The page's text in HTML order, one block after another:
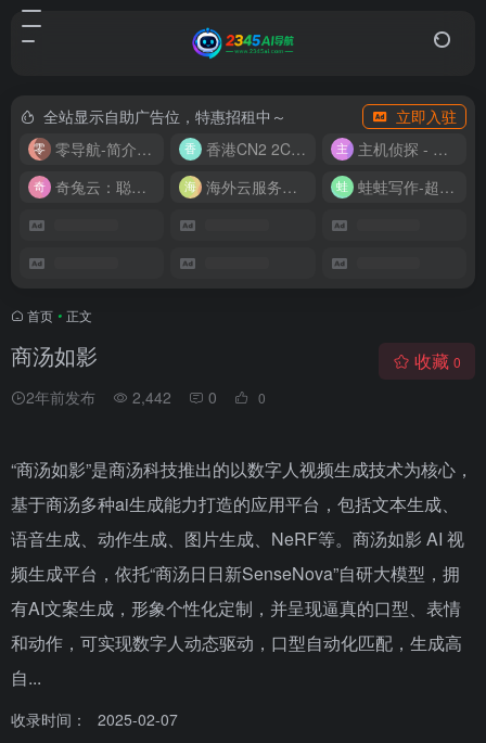
全站显示自助广告位，特惠招租中～
立即入驻
零导航-简介实用的网址导航
香港CN2 2C2G20M 9.9/月
主机侦探 - 少花钱，用好云
奇兔云：聪明人的“省”钱计划！
海外云服务器全网最低价 蛙蛙写作-超级AI智能写作助手
首页 • 正文
商汤如影
2年前发布 2,442 0 0
收藏 0
“商汤如影”是商汤科技推出的以数字人视频生成技术为核心，
基于商汤多种ai生成能力打造的应用平台，包括文本生成、
语音生成、动作生成、图片生成、NeRF等。商汤如影 AI 视
频生成平台，依托“商汤日日新SenseNova”自研大模型，拥
有AI文案生成，形象个性化定制，并呈现逼真的口型、表情
和动作，可实现数字人动态驱动，口型自动化匹配，生成高
自...
收录时间： 2025-02-07